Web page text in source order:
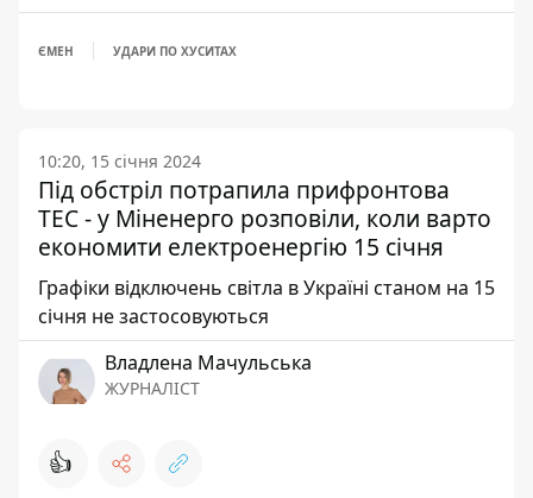
ЄМЕН УДАРИ ПО ХУСИТАХ
10:20, 15 січня 2024
Під обстріл потрапила прифронтова
ТЕС - у Міненерго розповіли, коли варто
економити електроенергію 15 січня
Графіки відключень світла в Україні станом на 15
січня не застосовуються
Владлена Мачульська
ЖУРНАЛІСТ
👍